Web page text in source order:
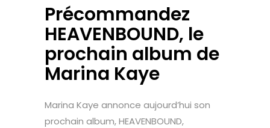
Précommandez
HEAVENBOUND, le
prochain album de
Marina Kaye
Marina Kaye annonce aujourd’hui son
prochain album, HEAVENBOUND,